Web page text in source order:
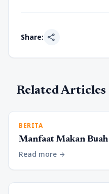
Share: share
Related Articles
BERITA
Manfaat Makan
Read more arrow_forward